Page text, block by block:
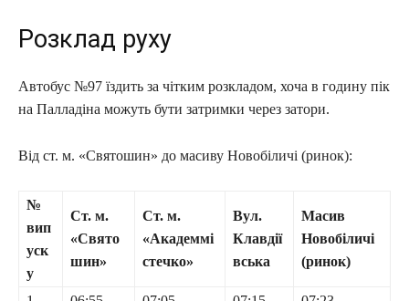
Розклад руху
Автобус №97 їздить за чітким розкладом, хоча в годину пік
на Палладіна можуть бути затримки через затори.
Від ст. м. «Святошин» до масиву Новобіличі (ринок):
№
вип
уск
у
Ст. м.
«Свято
шин»
Ст. м.
«Академмі
стечко»
Вул.
Клавдії
вська
Масив
Новобіличі
(ринок)